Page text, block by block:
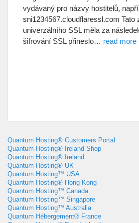
vydávaný pro názvy hostitelů,
sni1234567.cloudflaressl.com Tato
univerzálního SSL měla za
šifrování SSL přineslo… read more
Quantum Hosting® Customers Portal
Quantum Hosting® Ireland Shop
Quantum Hosting® Ireland
Quantum Hosting® UK
Quantum Hosting™ USA
Quantum Hosting® Hong Kong
Quantum Hosting™ Canada
Quantum Hosting™ Singapore
Quantum Hosting™ Australia
Quantum Hébergement® France